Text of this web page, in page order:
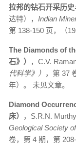
拉邦的钻石开采历史
达特）， Indian
第 138-150 页，（
The Diamonds of
石》）
，C.V.
代科学》） ，第 37
年）。 未见文章。
Diamond
床）
，S.R.N.
Geological Society
卷，第 4 期，第